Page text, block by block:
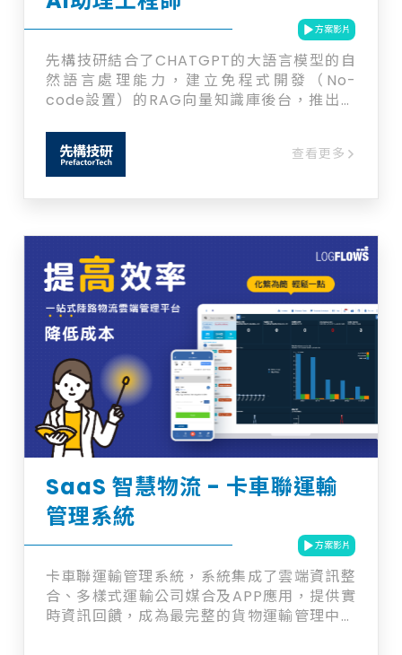
方案影片
先構技研結合了CHATGPT的大語言模型的自
然語言處理能力，建立免程式開發（No-
code設置）的RAG向量知識庫後台，推出企
速、簡便地創建專屬的生成式【AI助理工程
師】，提供更準確的回應，從而提高工作效
率。 ✔ 提升工作效率與專業支持 隨著技術的
發展。然而，工程師通常需要花費大量時間在
資料搜尋與溝通上，這不僅降低了他們的工作
效率，也延緩了項目進度。針對這一挑戰，先
構技研開發了一款基於RAG（檢索增強生成）
技術的企業AI助理工程師解決方案，旨在幫助
工程師節省時間、提升效率，加速企業創新與
發展。 AI助理工程師過將工程師日常工作所需
的知識、技術、經驗及標準匯入向量資料庫，
為生成式AI模型提供外部知識支持，並且與
LINE等常用溝通工具無縫整合，使得工程師能
夠隨時隨地快速獲取所需的專業資訊，從而提
高工作效率，減少冗長的資料搜尋過程。此
外，AI助理工程師還具備No-code設置功
能，只需上傳文件或提供網址即可輕鬆設置，
並可進行智能教調，通過模擬互動優化機器人
RAG技術結合了大型語言模型（LLM）與可靠
資料庫的檢索能力，為生成式AI提供了更加準
確且上下文相關的回應。這一技術突破了傳統
大語言模型的記憶限制，通過參考外部文檔，
查看更多
SaaS 智慧物流 - 卡車聯運輸
管理系統
方案影片
卡車聯運輸管理系統，系統集成了雲端資訊整
合、多樣式運輸公司媒合及APP應用，提供實
時資訊回饋，成為最完整的貨物運輸管理中控